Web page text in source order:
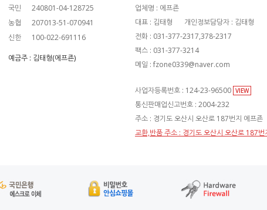
국민
240801-04-128725
농협
207013-51-070941
신한
100-022-691116
예금주 : 김태형(에프죤)
업체명 : 에프죤
대표 : 김태형
개인정보담당자 : 김태형
전화 : 031-377-2317,378-2317
팩스 : 031-377-3214
메일 : fzone0339@naver.com
사업자등록번호 : 124-23-96500 VIEW
통신판매업신고번호 : 2004-232
주소 : 경기도 오산시 오산로 187번지 에프죤
교환,반품 주소 : 경기도 오산시 오산로 187번